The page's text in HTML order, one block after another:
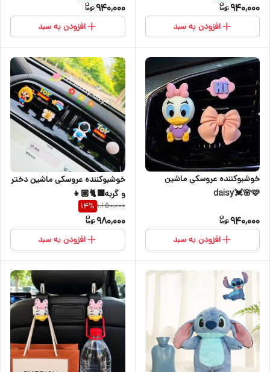
940,000
افزودن به سبد
940,000
افزودن به سبد
خوشبوکننده عروسکی ماشین
daisy💓🌸🩷
940,000
افزودن به سبد
خوشبوکننده عروسکی ماشین دختر
و گربه🐈‍⬛👧🏼
1,150,000
14%
980,000
افزودن به سبد